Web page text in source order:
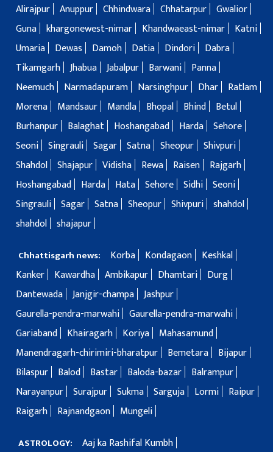
Alirajpur Anuppur Chhindwara Chhatarpur Gwalior
Guna khargonewest-nimar Khandwaeast-nimar
Katni
Umaria
Dewas Damoh Datia Dindori
Dabra
Tikamgarh Jhabua Jabalpur Barwani
Panna
Neemuch
Narmadapuram Narsinghpur Dhar
Ratlam
Morena
Mandsaur Mandla Bhopal Bhind
Betul
Burhanpur
Balaghat Hoshangabad Harda Sehore
Seoni Singrauli Sagar Satna Sheopur Shivpuri
Shahdol Shajapur Vidisha Rewa Raisen
Rajgarh
Hoshangabad
Harda Hata Sehore Sidhi Seoni
Singrauli Sagar Satna Sheopur Shivpuri shahdol
shahdol shajapur
Chhattisgarh news: Korba Kondagaon
Keshkal
Kanker
Kawardha Ambikapur Dhamtari
Durg
Dantewada Janjgir-champa Jashpur
Gaurella-pendra-marwahi Gaurella-pendra-marwahi
Gariaband
Khairagarh Koriya
Mahasamund
Manendragarh-chirimiri-bharatpur
Bemetara
Bijapur
Bilaspur
Balod Bastar Baloda-bazar
Balrampur
Narayanpur Surajpur Sukma Sarguja Lormi
Raipur
Raigarh
Rajnandgaon Mungeli
ASTROLOGY:
Aaj ka Rashifal Kumbh